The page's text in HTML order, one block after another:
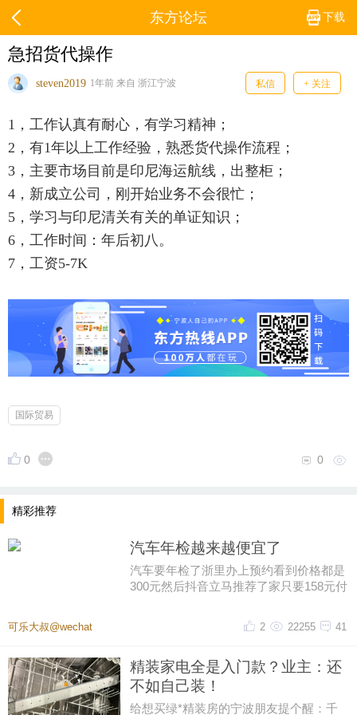
下载
东方论坛
急招货代操作
steven2019 1年前 来自 浙江宁波 私信 + 关注
1，工作认真有耐心，有学习精神；
2，有1年以上工作经验，熟悉货代操作流程；
3，主要市场目前是印尼海运航线，出整柜；
4，新成立公司，刚开始业务不会很忙；
5，学习与印尼清关有关的单证知识；
6，工作时间：年后初八。
7，工资5-7K
国际贸易
0 0
精彩推荐
汽车年检越来越便宜了
汽车要年检了浙里办上预约看到价格都是
300元然后抖音立马推荐了家只要158元付
可乐大叔@wechat 41
22255
2
精装家电全是入门款？业主：还
不如自己装！
给想买绿*精装房的宁波朋友提个醒：千